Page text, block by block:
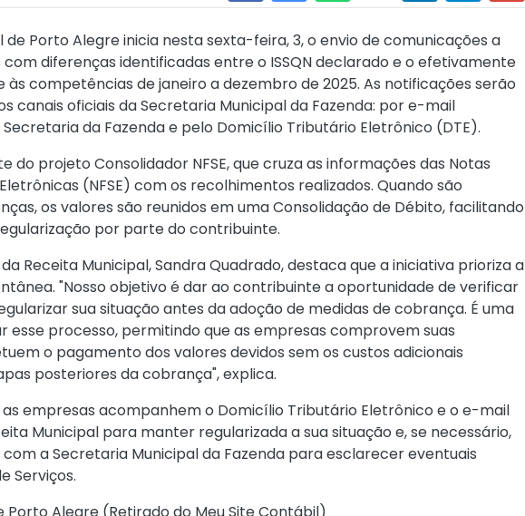
de Porto Alegre inicia nesta sexta-feira, 3, o envio de comunicações a
diferenças identificadas entre o ISSQN declarado e o efetivamente
competências de janeiro a dezembro de 2025. As notificações serão
canais oficiais da Secretaria Municipal da Fazenda: por e-mail
da Fazenda e pelo Domicílio Tributário Eletrônico (DTE).
do projeto Consolidador NFSE, que cruza as informações das Notas
(NFSE) com os recolhimentos realizados. Quando são
os valores são reunidos em uma Consolidação de Débito, facilitando
por parte do contribuinte.
Receita Municipal, Sandra Quadrado, destaca que a iniciativa prioriza a
"Nosso objetivo é dar ao contribuinte a oportunidade de verificar
sua situação antes da adoção de medidas de cobrança. É uma
esse processo, permitindo que as empresas comprovem suas
o pagamento dos valores devidos sem os custos adicionais
posteriores da cobrança", explica.
empresas acompanhem o Domicílio Tributário Eletrônico e o e-mail
Municipal para manter regularizada a sua situação e, se necessário,
a Secretaria Municipal da Fazenda para esclarecer eventuais
Serviços.